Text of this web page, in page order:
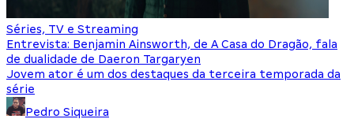
Séries, TV e Streaming
Entrevista: Benjamin Ainsworth, de A Casa do Dragão, fala
de dualidade de Daeron Targaryen
Jovem ator é um dos destaques da terceira temporada da
série
Pedro Siqueira